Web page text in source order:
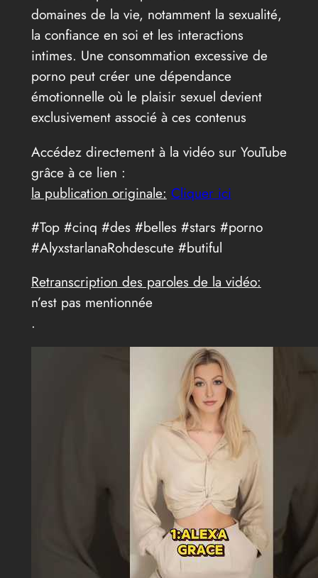
domaines de la vie, notamment la sexualité,
la confiance en soi et les interactions
intimes. Une consommation excessive de
porno peut créer une dépendance
émotionnelle où le plaisir sexuel devient
exclusivement associé à ces contenus
Accédez directement à la vidéo sur YouTube
grâce à ce lien :
la publication originale: Cliquer ici
#Top #cinq #des #belles #stars #porno
#AlyxstarlanaRohdescute #butiful
Retranscription des paroles de la vidéo:
n’est pas mentionnée
.